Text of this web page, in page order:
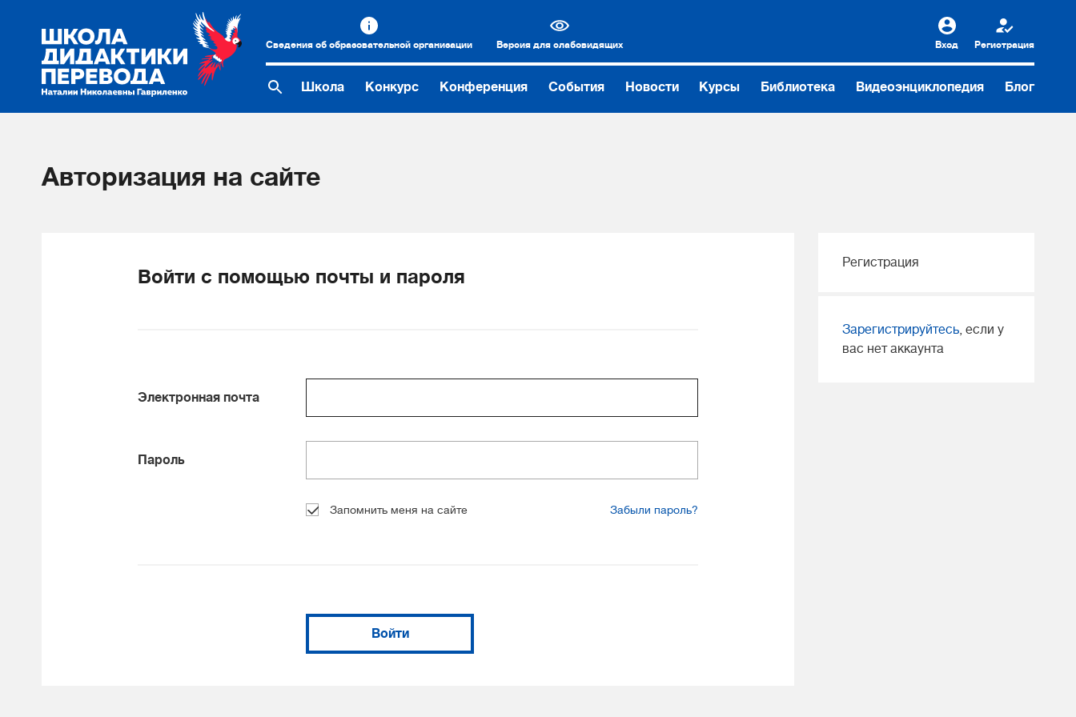
Сведения об образовательной организации Версия для слабовидящих Вход Регистрация
Школа Конкурс Конференция События Новости Курсы Библиотека Видеоэнциклопедия Блог
Авторизация на сайте
Войти с помощью почты и пароля
Электронная почта
Пароль
Запомнить меня на сайте Забыли пароль?
Войти
Регистрация
Зарегистрируйтесь, если у
вас нет аккаунта